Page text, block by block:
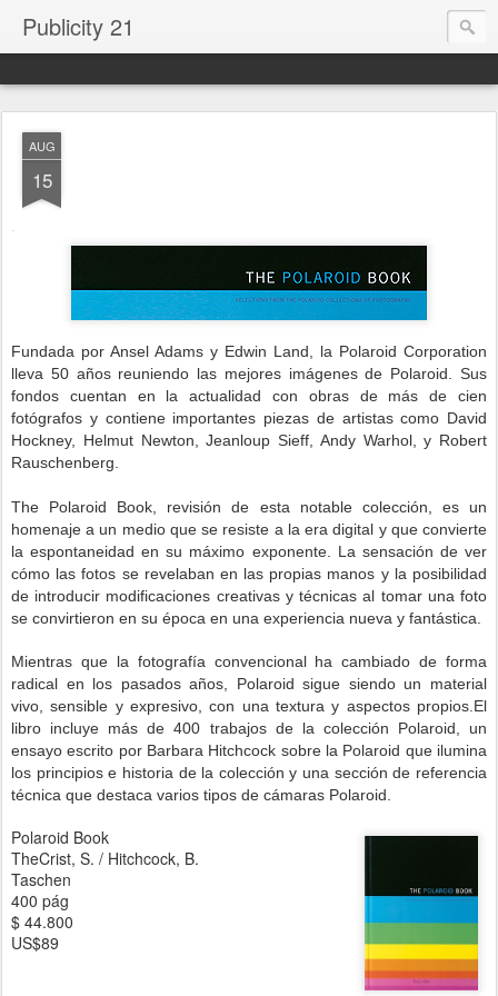
Publicity 21
AUG
15
Fundada por Ansel Adams y Edwin Land, la Polaroid Corporation
lleva 50 años reuniendo las mejores imágenes de Polaroid. Sus
fondos cuentan en la actualidad con obras de más de cien
fotógrafos y contiene importantes piezas de artistas como David
Hockney, Helmut Newton, Jeanloup Sieff, Andy Warhol, y Robert
Rauschenberg.
The Polaroid Book, revisión de esta notable colección, es un
homenaje a un medio que se resiste a la era digital y que convierte
la espontaneidad en su máximo exponente. La sensación de ver
cómo las fotos se revelaban en las propias manos y la posibilidad
de introducir modificaciones creativas y técnicas al tomar una foto
se convirtieron en su época en una experiencia nueva y fantástica.
Mientras que la fotografía convencional ha cambiado de forma
radical en los pasados años, Polaroid sigue siendo un material
vivo, sensible y expresivo, con una textura y aspectos propios.El
libro incluye más de 400 trabajos de la colección Polaroid, un
ensayo escrito por Barbara Hitchcock sobre la Polaroid que ilumina
los principios e historia de la colección y una sección de referencia
técnica que destaca varios tipos de cámaras Polaroid.
Polaroid Book
TheCrist, S. / Hitchcock, B.
Taschen
400 pág
$ 44.800
US$89